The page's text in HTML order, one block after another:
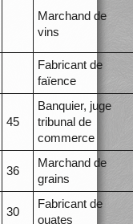
Marchand de
vins
Fabricant de
faïence
45
Banquier, juge
tribunal de
commerce
36
Marchand de
grains
30
Fabricant de
ouates